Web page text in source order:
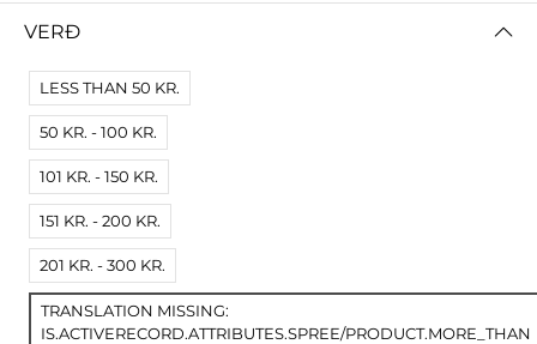
Lífssögur ungs fólks –
Samskipti, áhættuhegðun,
styrkleikar
9.000 kr.
VERÐ
LESS THAN 50 KR.
50 KR. - 100 KR.
101 KR. - 150 KR.
151 KR. - 200 KR.
201 KR. - 300 KR.
TRANSLATION MISSING:
IS.ACTIVERECORD.ATTRIBUTES.SPREE/PRODUCT.MORE_THAN